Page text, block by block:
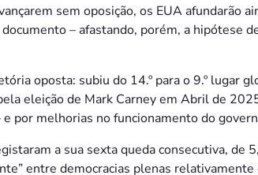
sem oposição, os EUA afundarão
– afastando, porém, a hipótese
oposta: subiu do 14.º para o 9.º lugar
eleição de Mark Carney em Abril de
por melhorias no funcionamento do
a sua sexta queda consecutiva, de
entre democracias plenas